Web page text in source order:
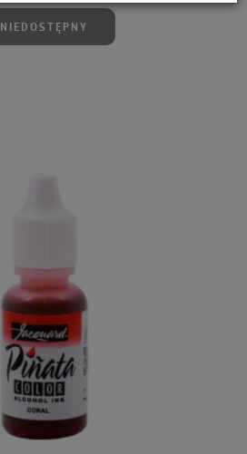
NIEDOSTĘPNY